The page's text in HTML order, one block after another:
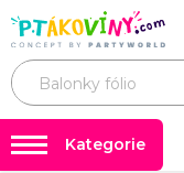
Kategorie